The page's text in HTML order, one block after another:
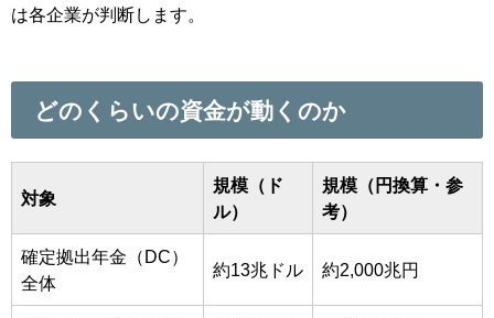
は各企業が判断します。
どのくらいの資金が動くのか
対象
規模（ド
ル）
規模（円換算・参
考）
確定拠出年金（DC）
全体
約13兆ドル 約2,000兆円